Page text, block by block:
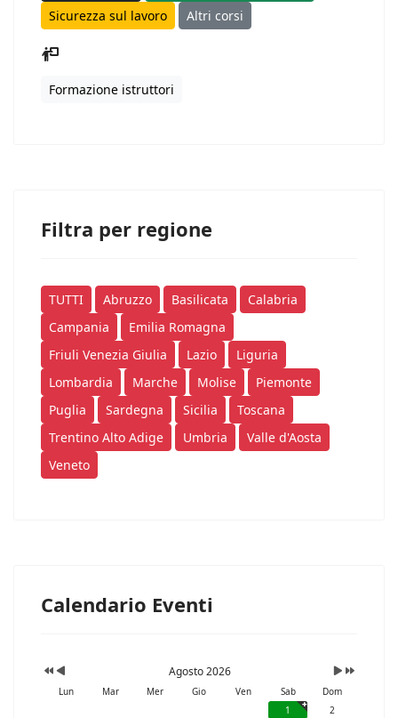
Sicurezza sul lavoro
Altri corsi
Formazione istruttori
Filtra per regione
TUTTI Abruzzo Basilicata
Calabria
Campania
Emilia Romagna
Friuli Venezia Giulia
Lazio
Liguria
Lombardia
Marche Molise
Piemonte
Puglia
Sardegna Sicilia
Toscana
Trentino Alto Adige
Umbria
Valle d'Aosta
Veneto
Calendario Eventi
Agosto 2026
Lun Mar Mer Gio Ven Sab
Dom
1
2